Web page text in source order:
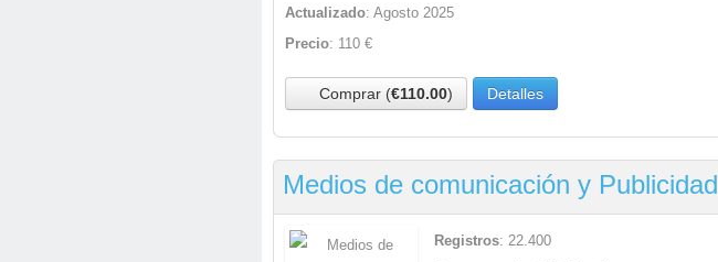
Actualizado: Agosto 2025
Precio: 110 €
Comprar (€110.00) Detalles
Medios de comunicación y Publicidad
Registros: 22.400